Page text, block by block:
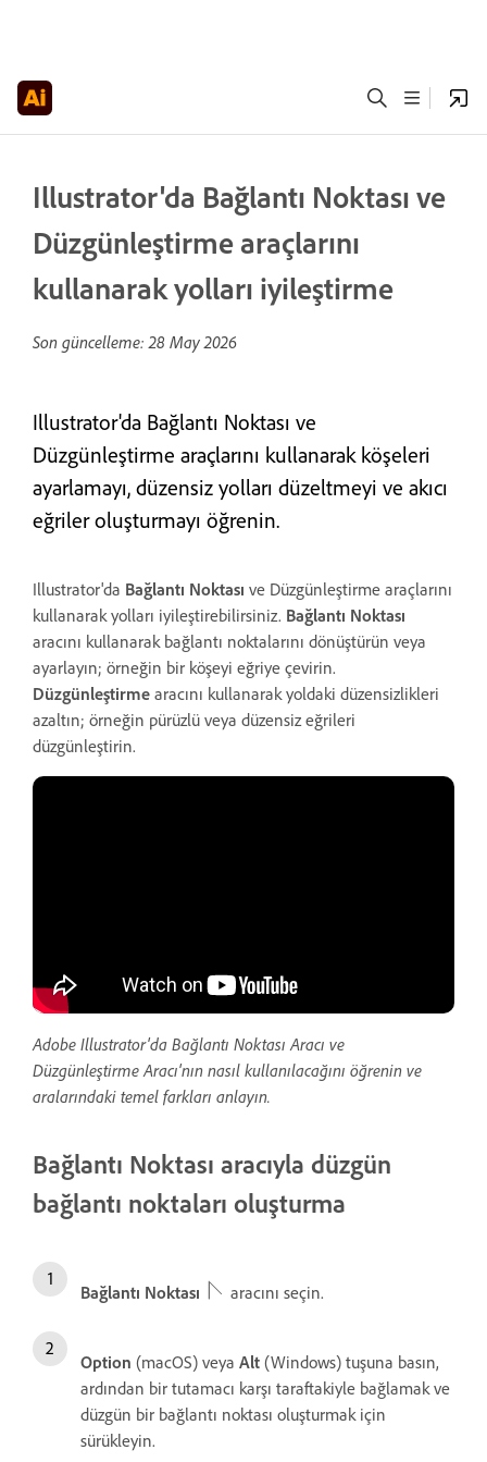
Illustrator'da Bağlantı Noktası ve
Düzgünleştirme araçlarını
kullanarak yolları iyileştirme
Son güncelleme:28 May 2026
Illustrator'da Bağlantı Noktası ve
Düzgünleştirme araçlarını kullanarak köşeleri
ayarlamayı, düzensiz yolları düzeltmeyi ve akıcı
eğriler oluşturmayı öğrenin.
Illustrator'da Bağlantı Noktası ve Düzgünleştirme araçlarını
kullanarak yolları iyileştirebilirsiniz. Bağlantı Noktası
aracını kullanarak bağlantı noktalarını dönüştürün veya
ayarlayın; örneğin bir köşeyi eğriye çevirin.
Düzgünleştirme aracını kullanarak yoldaki düzensizlikleri
azaltın; örneğin pürüzlü veya düzensiz eğrileri
düzgünleştirin.
Adobe Illustrator'da Bağlantı Noktası Aracı ve
Düzgünleştirme Aracı'nın nasıl kullanılacağını öğrenin ve
aralarındaki temel farkları anlayın.
Bağlantı Noktası aracıyla düzgün
bağlantı noktaları oluşturma
Bağlantı Noktası aracını seçin.
Option (macOS) veya Alt (Windows) tuşuna basın,
ardından bir tutamacı karşı taraftakiyle bağlamak ve
düzgün bir bağlantı noktası oluşturmak için
sürükleyin.